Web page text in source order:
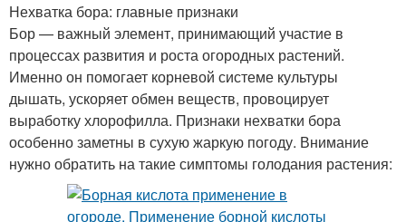
Нехватка бора: главные признаки
Бор — важный элемент, принимающий участие в
процессах развития и роста огородных растений.
Именно он помогает корневой системе культуры
дышать, ускоряет обмен веществ, провоцирует
выработку хлорофилла. Признаки нехватки бора
особенно заметны в сухую жаркую погоду. Внимание
нужно обратить на такие симптомы голодания растения: